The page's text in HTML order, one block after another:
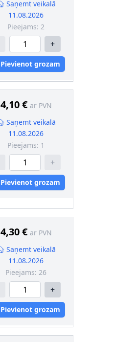
Saņemt veikalā
11.08.2026
Pieejams: 2
+
Pievienot grozam
4,10 € ar PVN
Saņemt veikalā
11.08.2026
Pieejams: 1
+
Pievienot grozam
4,30 € ar PVN
Saņemt veikalā
11.08.2026
Pieejams: 26
+
Pievienot grozam